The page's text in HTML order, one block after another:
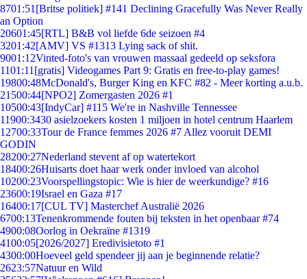
8701:51 [Britse politiek] #141 Declining Gracefully Was Never Really
an Option
20601:45[RTL] B&B vol liefde 6de seizoen #4
3201:42[AMV] VS #1313 Lying sack of shit.
9001:12Vinted-foto's van vrouwen massaal gedeeld op seksfora
1101:11 [gratis] Videogames Part 9: Gratis en free-to-play games!
19800:48McDonald's, Burger King en KFC #82 - Meer korting a.u.b.
21500:44[NPO2] Zomergasten 2026 #1
10500:43[IndyCar] #115 We're in Nashville Tennessee
11900:3430 asielzoekers kosten 1 miljoen in hotel centrum Haarlem
12700:33Tour de France femmes 2026 #7 Allez vooruit DEMI
GODIN
28200:27Nederland stevent af op watertekort
18400:26Huisarts doet haar werk onder invloed van alcohol
10200:23Voorspellingstopic: Wie is hier de weerkundige? #16
23600:19Israel en Gaza #17
16400:17[CUL TV] Masterchef Australië 2026
6700:13Tenenkrommende fouten bij teksten in het openbaar #74
4900:08Oorlog in Oekraïne #1319
4100:05[2026/2027] Eredivisietoto #1
4300:00Hoeveel geld spendeer jij aan je beginnende relatie?
2623:57Natuur en Wild